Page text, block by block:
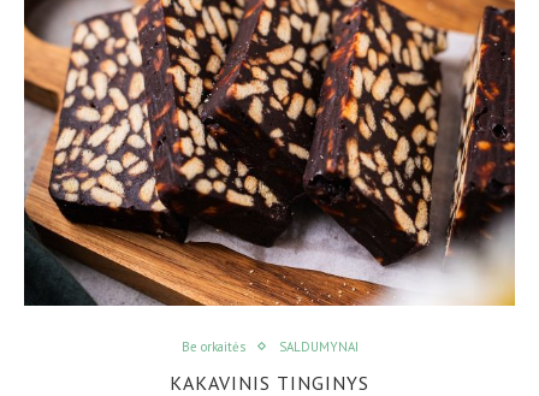
Be orkaitės SALDUMYNAI
KAKAVINIS TINGINYS